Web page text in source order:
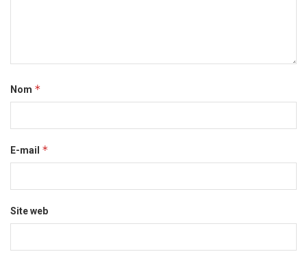
Nom *
E-mail *
Site web